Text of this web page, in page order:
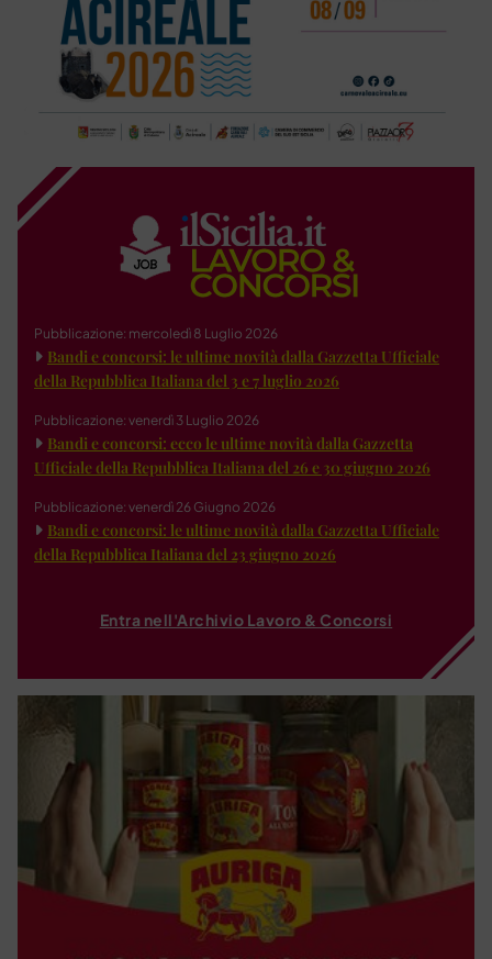
Pubblicazione: mercoledì 8 Luglio 2026
Bandi e concorsi: le ultime novità dalla Gazzetta Ufficiale
della Repubblica Italiana del 3 e 7 luglio 2026
Pubblicazione: venerdì 3 Luglio 2026
Bandi e concorsi: ecco le ultime novità dalla Gazzetta
Ufficiale della Repubblica Italiana del 26 e 30 giugno 2026
Pubblicazione: venerdì 26 Giugno 2026
Bandi e concorsi: le ultime novità dalla Gazzetta Ufficiale
della Repubblica Italiana del 23 giugno 2026
Entra nell'Archivio Lavoro & Concorsi